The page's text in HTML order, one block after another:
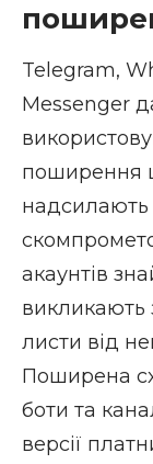
Telegram,
Messenger
поширення
надсилають
акаунтів
викликають
листи від
Поширена
боти та
версії